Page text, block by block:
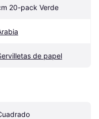
20-pack Verde
de papel